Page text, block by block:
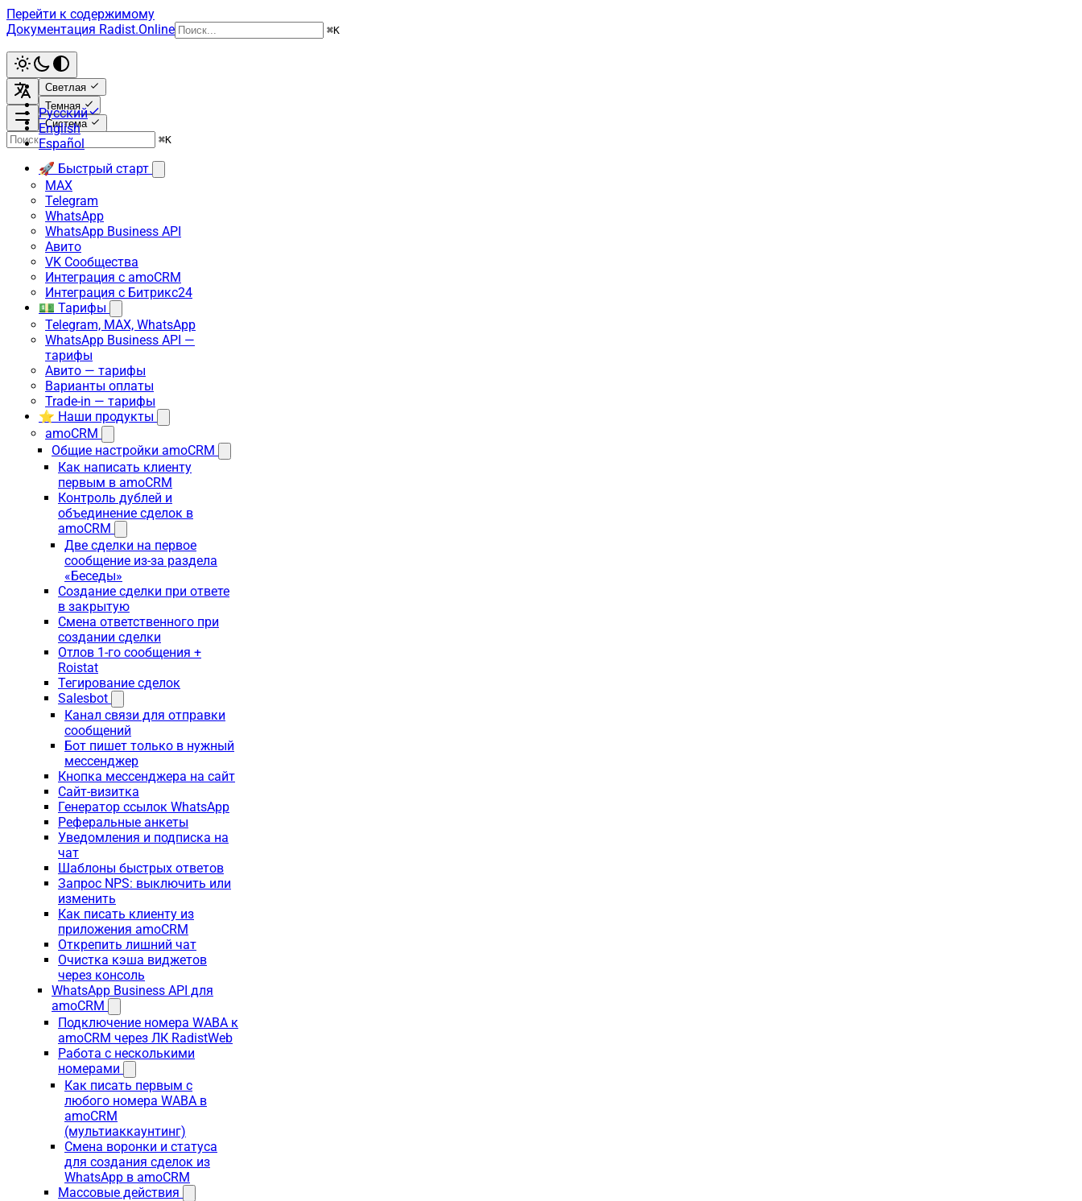
Перейти к содержимому
Документация Radist.Online
⌘K
Светлая
Темная
Система
Русский
English
Español
⌘K
🚀 Быстрый старт
MAX
Telegram
WhatsApp
WhatsApp Business API
Авито
VK Сообщества
Интеграция с amoCRM
Интеграция с Битрикс24
💵 Тарифы
Telegram, MAX, WhatsApp
WhatsApp Business API —
тарифы
Авито — тарифы
Варианты оплаты
Trade-in — тарифы
⭐ Наши продукты
amoCRM
Общие настройки amoCRM
Как написать клиенту
первым в amoCRM
Контроль дублей и
объединение сделок в
amoCRM
Две сделки на первое
сообщение из-за раздела
«Беседы»
Создание сделки при ответе
в закрытую
Смена ответственного при
создании сделки
Отлов 1-го сообщения +
Roistat
Тегирование сделок
Salesbot
Канал связи для отправки
сообщений
Бот пишет только в нужный
мессенджер
Кнопка мессенджера на сайт
Сайт-визитка
Генератор ссылок WhatsApp
Реферальные анкеты
Уведомления и подписка на
чат
Шаблоны быстрых ответов
Запрос NPS: выключить или
изменить
Как писать клиенту из
приложения amoCRM
Открепить лишний чат
Очистка кэша виджетов
через консоль
WhatsApp Business API для
amoCRM
Подключение номера WABA к
amoCRM через ЛК RadistWeb
Работа с несколькими
номерами
Как писать первым с
любого номера WABA в
amoCRM
(мультиаккаунтинг)
Смена воронки и статуса
для создания сделок из
WhatsApp в amoCRM
Массовые действия